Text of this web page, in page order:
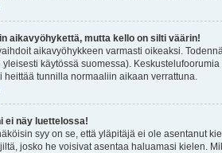
aikavyöhykettä, mutta kello on silti väärin!
aikavyöhykkeen varmasti oikeaksi.
yleisesti käytössä suomessa).
heittää tunnilla normaaliin aikaan verrattuna.
ei näy luettelossa!
syy on se, että yläpitäjä ei ole asentanut
josko he voisivat asentaa haluamasi kielen.